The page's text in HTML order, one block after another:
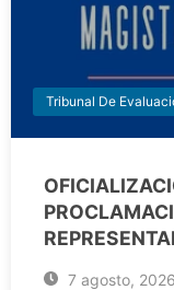
Tribunal De
7 agosto, 2026